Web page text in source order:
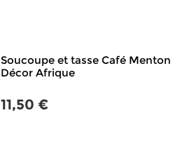
Soucoupe et tasse Café Menton
Décor Afrique
11,50 €